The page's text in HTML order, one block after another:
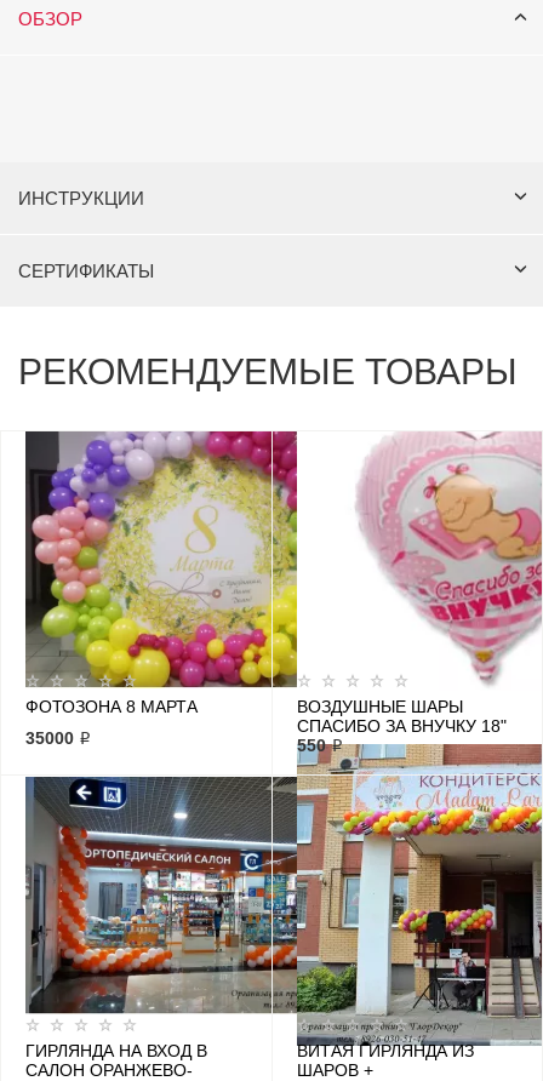
ОБЗОР
ИНСТРУКЦИИ
СЕРТИФИКАТЫ
РЕКОМЕНДУЕМЫЕ ТОВАРЫ
ФОТОЗОНА 8 МАРТА
35000 ₽
ВОЗДУШНЫЕ ШАРЫ
СПАСИБО ЗА ВНУЧКУ 18"
550 ₽
ГИРЛЯНДА НА ВХОД В
САЛОН ОРАНЖЕВО-
ВИТАЯ ГИРЛЯНДА ИЗ
ШАРОВ +